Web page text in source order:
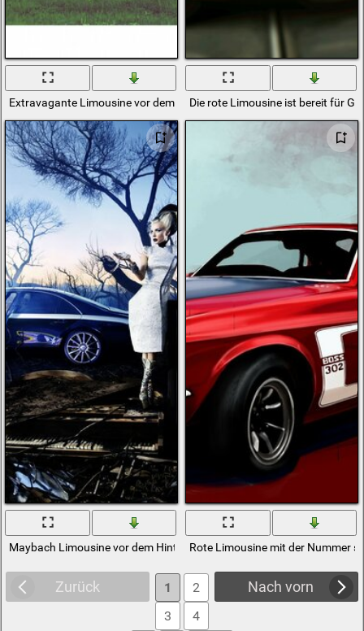
Extravagante Limousine vor dem Hintergrund einer wunderschönen
Die rote Limousine ist bereit für
Maybach Limousine vor dem Hintergrund der Apokalypse
Rote Limousine mit der Nummer
Zurück Nach vorn
1
2
3
4